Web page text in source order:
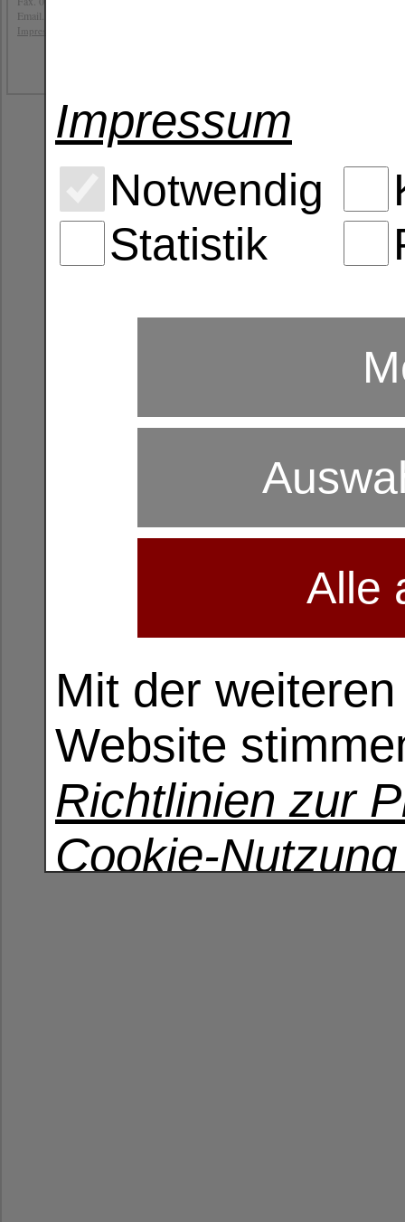
Email. info@b4y-distribution.de
Impressum
Impressum
Notwendig
Statistik
Alle
Mit der
Website
Richtlinien zur
Cookie-